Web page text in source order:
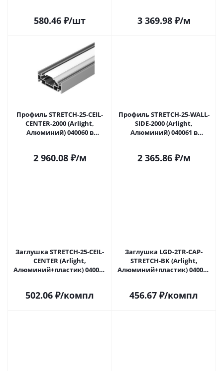
580.46 ₽/шт 3 369.98₽/м
Профиль STRETCH-25-CEIL-
CENTER-2000 (Arlight,
Алюминий) 040060 в
2 960.08₽/м
Профиль STRETCH-25-WALL-
SIDE-2000 (Arlight,
Алюминий) 040061 в
2 365.86₽/м
Заглушка STRETCH-25-CEIL-
CENTER (Arlight,
Алюминий+пластик) 040064
502.06 ₽/компл
Заглушка LGD-2TR-CAP-
STRETCH-BK (Arlight,
Алюминий+пластик) 040066
456.67 ₽/компл